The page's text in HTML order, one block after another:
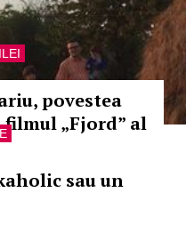
povestea
„Fjord” al
sau un